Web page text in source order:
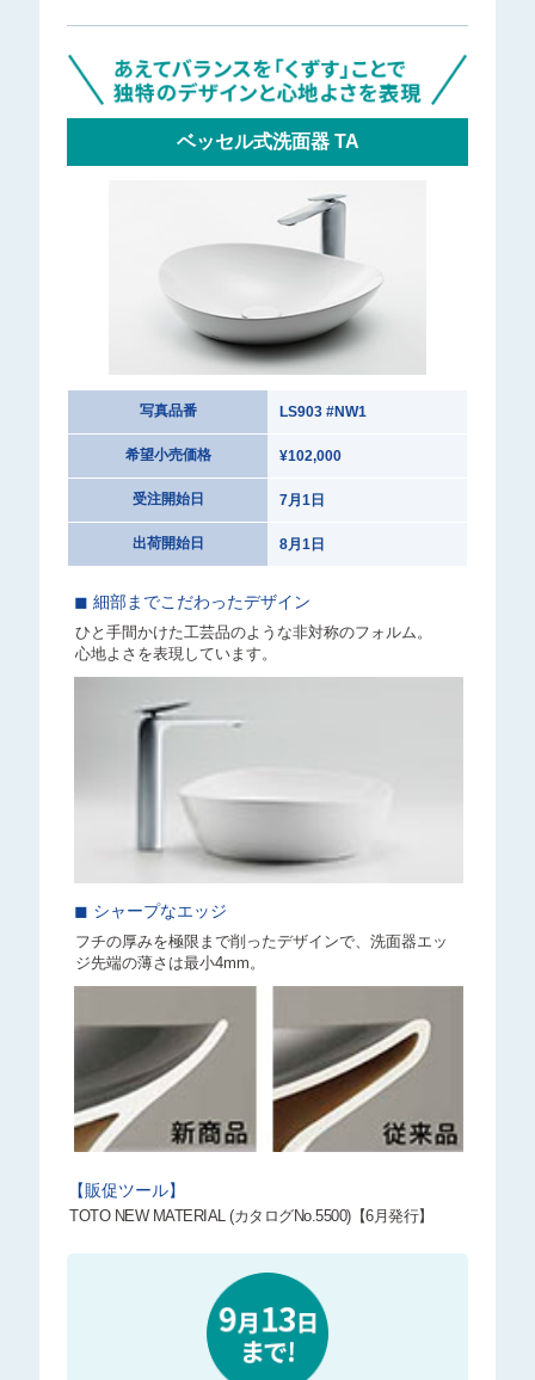
ベッセル式洗面器 TA
写真品番 LS903 #NW1
希望小売価格 ¥102,000
受注開始日 7月1日
出荷開始日 8月1日
◼︎ 細部までこだわったデザイン
ひと手間かけた工芸品のような非対称のフォルム。
心地よさを表現しています。
◼︎ シャープなエッジ
フチの厚みを極限まで削ったデザインで、洗面器エッ
ジ先端の薄さは最小4mm。
【販促ツール】
TOTO NEW MATERIAL (カタログNo.5500)【6月発行】